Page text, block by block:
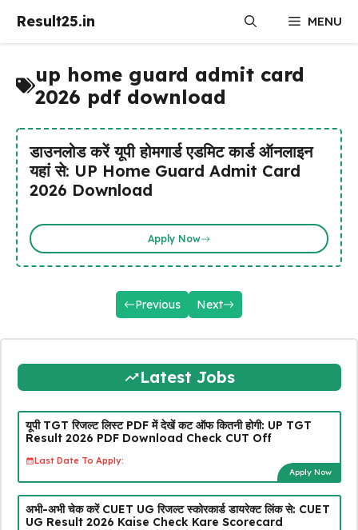
Result25.in MENU
up home guard admit card
2026 pdf download
डाउनलोड करें यूपी होमगार्ड एडमिट कार्ड ऑनलाइन
यहां से: UP Home Guard Admit Card
2026 Download
Apply Now
Previous Next
Latest Jobs
यूपी TGT रिजल्ट लिस्ट PDF में देखें कट ऑफ कितनी होगी: UP TGT
Result 2026 PDF Download Check CUT Off
Last Date To Apply:
Apply Now
अभी-अभी चेक करें CUET UG रिजल्ट स्कोरकार्ड डायरेक्ट लिंक से: CUET
UG Result 2026 Kaise Check Kare Scorecard